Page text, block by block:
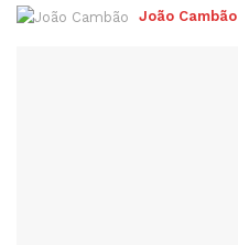
João Cambão